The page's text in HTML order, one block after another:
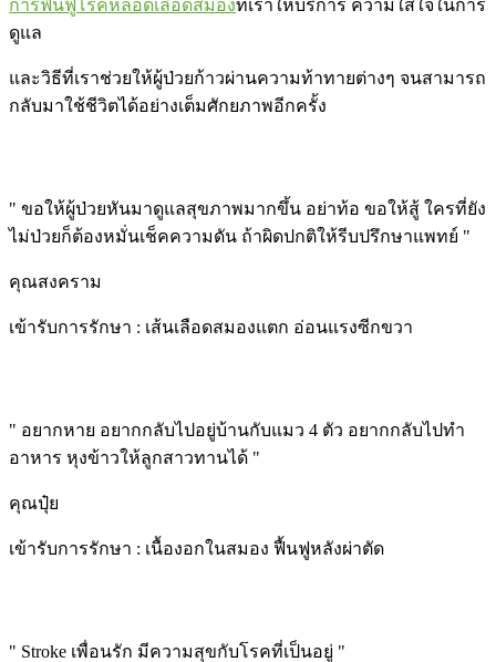
การฟื้นฟูโรคหลอดเลือดสมองที่เราให้บริการ ความใส่ใจในการ
ดูแล
และวิธีที่เราช่วยให้ผู้ป่วยก้าวผ่านความท้าทายต่างๆ จนสามารถ
กลับมาใช้ชีวิตได้อย่างเต็มศักยภาพอีกครั้ง
" ขอให้ผู้ป่วยหันมาดูแลสุขภาพมากขึ้น อย่าท้อ ขอให้สู้ ใครที่ยัง
ไม่ป่วยก็ต้องหมั่นเช็คความดัน ถ้าผิดปกติให้รีบปรึกษาแพทย์ "
คุณสงคราม
เข้ารับการรักษา : เส้นเลือดสมองแตก อ่อนแรงซีกขวา
" อยากหาย อยากกลับไปอยู่บ้านกับแมว 4 ตัว อยากกลับไปทำ
อาหาร หุงข้าวให้ลูกสาวทานได้ "
คุณปุ๋ย
เข้ารับการรักษา : เนื้องอกในสมอง ฟื้นฟูหลังผ่าตัด
" Stroke เพื่อนรัก มีความสุขกับโรคที่เป็นอยู่ "